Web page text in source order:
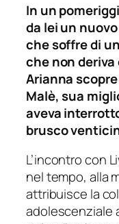
In un
da lei un
che soffre di
che non
Arianna
Malè, sua
aveva
brusco
L’incontro con
nel tempo, alla
attribuisce la
adolescenziale